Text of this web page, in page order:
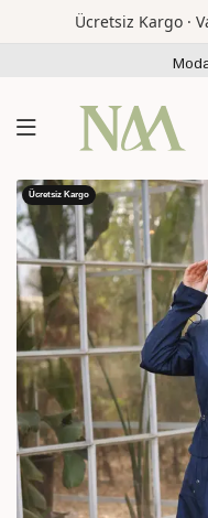
Ücretsiz Kargo ·
Ücretsiz Kargo